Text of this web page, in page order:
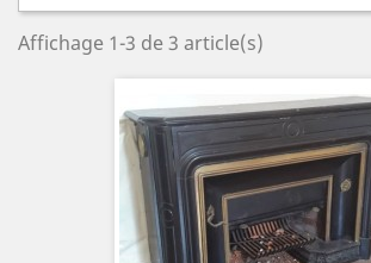
Affichage 1-3 de 3 article(s)